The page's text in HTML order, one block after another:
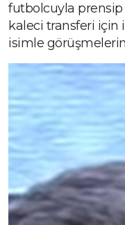
futbolcuyla prensip
kaleci transferi için
isimle